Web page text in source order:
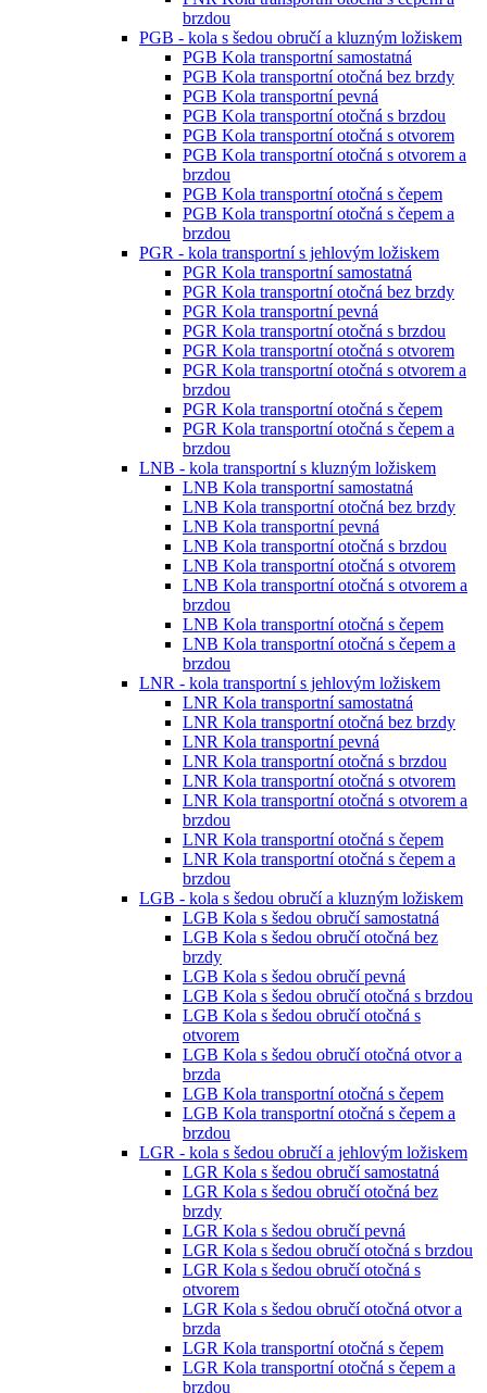
brzdou
PGB - kola s šedou obručí a kluzným ložiskem
PGB Kola transportní samostatná
PGB Kola transportní otočná bez brzdy
PGB Kola transportní pevná
PGB Kola transportní otočná s brzdou
PGB Kola transportní otočná s otvorem
PGB Kola transportní otočná s otvorem a
brzdou
PGB Kola transportní otočná s čepem
PGB Kola transportní otočná s čepem a
brzdou
PGR - kola transportní s jehlovým ložiskem
PGR Kola transportní samostatná
PGR Kola transportní otočná bez brzdy
PGR Kola transportní pevná
PGR Kola transportní otočná s brzdou
PGR Kola transportní otočná s otvorem
PGR Kola transportní otočná s otvorem a
brzdou
PGR Kola transportní otočná s čepem
PGR Kola transportní otočná s čepem a
brzdou
LNB - kola transportní s kluzným ložiskem
LNB Kola transportní samostatná
LNB Kola transportní otočná bez brzdy
LNB Kola transportní pevná
LNB Kola transportní otočná s brzdou
LNB Kola transportní otočná s otvorem
LNB Kola transportní otočná s otvorem a
brzdou
LNB Kola transportní otočná s čepem
LNB Kola transportní otočná s čepem a
brzdou
LNR - kola transportní s jehlovým ložiskem
LNR Kola transportní samostatná
LNR Kola transportní otočná bez brzdy
LNR Kola transportní pevná
LNR Kola transportní otočná s brzdou
LNR Kola transportní otočná s otvorem
LNR Kola transportní otočná s otvorem a
brzdou
LNR Kola transportní otočná s čepem
LNR Kola transportní otočná s čepem a
brzdou
LGB - kola s šedou obručí a kluzným ložiskem
LGB Kola s šedou obručí samostatná
LGB Kola s šedou obručí otočná bez
brzdy
LGB Kola s šedou obručí pevná
LGB Kola s šedou obručí otočná s brzdou
LGB Kola s šedou obručí otočná s
otvorem
LGB Kola s šedou obručí otočná otvor a
brzda
LGB Kola transportní otočná s čepem
LGB Kola transportní otočná s čepem a
brzdou
LGR - kola s šedou obručí a jehlovým ložiskem
LGR Kola s šedou obručí samostatná
LGR Kola s šedou obručí otočná bez
brzdy
LGR Kola s šedou obručí pevná
LGR Kola s šedou obručí otočná s brzdou
LGR Kola s šedou obručí otočná s
otvorem
LGR Kola s šedou obručí otočná otvor a
brzda
LGR Kola transportní otočná s čepem
LGR Kola transportní otočná s čepem a
brzdou